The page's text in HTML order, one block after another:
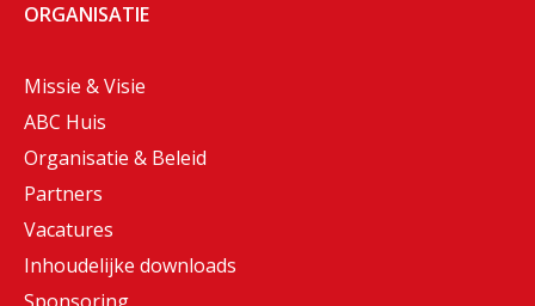
ORGANISATIE
Missie & Visie
ABC Huis
Organisatie & Beleid
Partners
Vacatures
Inhoudelijke downloads